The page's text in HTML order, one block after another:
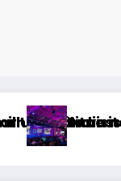
e economia
edição da